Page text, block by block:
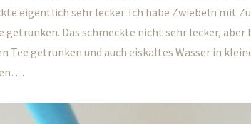
eigentlich sehr lecker. Ich habe Zwiebeln mit
getrunken. Das schmeckte nicht sehr lecker, aber
Tee getrunken und auch eiskaltes Wasser in